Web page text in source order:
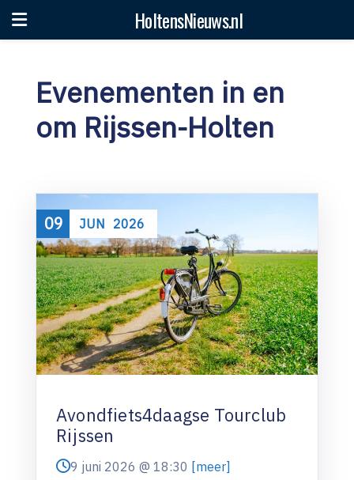
HoltensNieuws.nl
Evenementen in en
om Rijssen-Holten
09 JUN 2026
Avondfiets4daagse Tourclub
Rijssen
9 juni 2026 @ 18:30 [meer]